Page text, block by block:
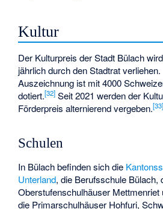
Kultur
Der Kulturpreis der Stadt Bülach
jährlich durch den Stadtrat
Auszeichnung ist mit 4000
dotiert.[32] Seit 2021 werden der
Förderpreis alternierend vergeben.[33]
Schulen
In Bülach befinden sich die
Unterland, die Berufsschule Bülach,
Oberstufenschulhäuser Mettmenriet
die Primarschulhäuser Hohfuri,